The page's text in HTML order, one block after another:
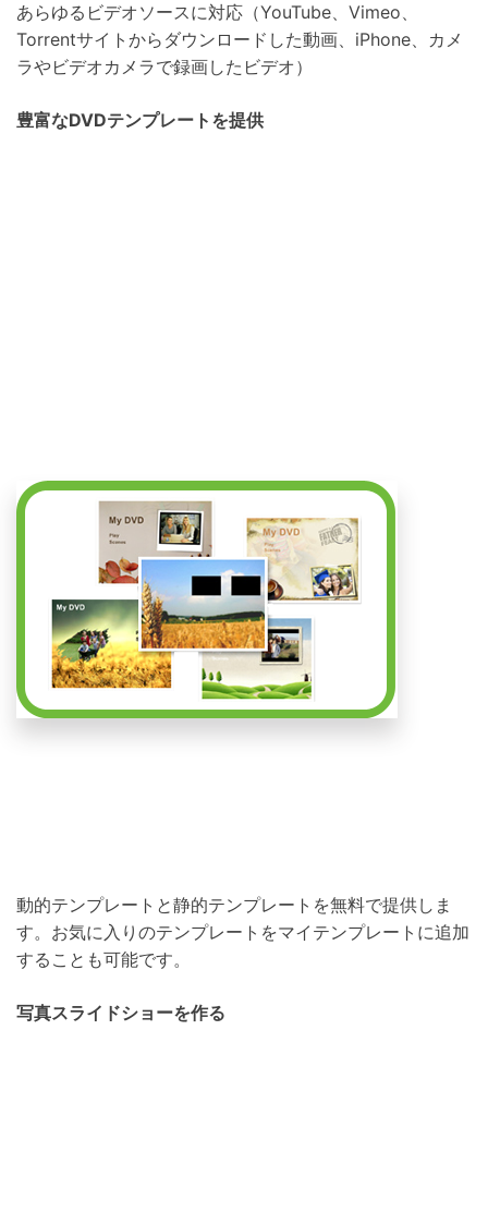
あらゆるビデオソースに対応（YouTube、Vimeo、
Torrentサイトからダウンロードした動画、iPhone、カメ
ラやビデオカメラで録画したビデオ）
豊富なDVDテンプレートを提供
動的テンプレートと静的テンプレートを無料で提供しま
す。お気に入りのテンプレートをマイテンプレートに追加
することも可能です。
写真スライドショーを作る